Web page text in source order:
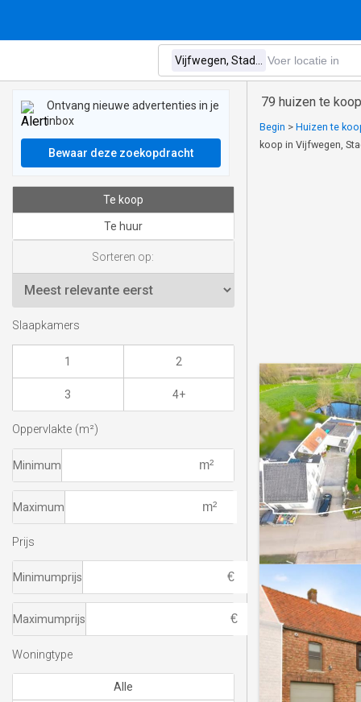
79 huizen te
Begin > Huizen te
koop in Vijfwegen,
Ontvang nieuwe advertenties in je
inbox
Bewaar deze zoekopdracht
Te koop
Te huur
Sorteren op:
Slaapkamers
1 2
3 4+
Oppervlakte (m²)
Minimum
Maximum
Prijs
Minimumprijs
Maximumprijs
Woningtype
Alle